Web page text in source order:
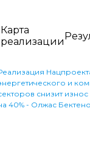
Карта
реализации
и
снизит
40% - Олжас